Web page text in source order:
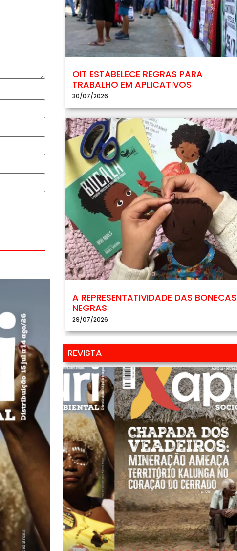
OIT ESTABELECE REGRAS PARA
TRABALHO EM APLICATIVOS
30/07/2026
A REPRESENTATIVIDADE DAS BONECAS
NEGRAS
29/07/2026
REVISTA